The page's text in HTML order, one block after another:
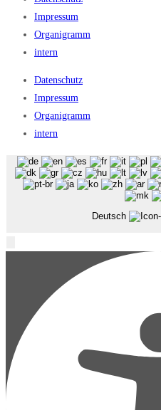
Impressum
Organigramm
intern
Datenschutz
Impressum
Organigramm
intern
Deutsch